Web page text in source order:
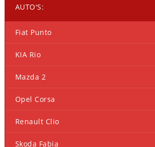
AUTO'S:
Fiat Punto
KIA Rio
Mazda 2
Opel Corsa
Renault Clio
Skoda Fabia